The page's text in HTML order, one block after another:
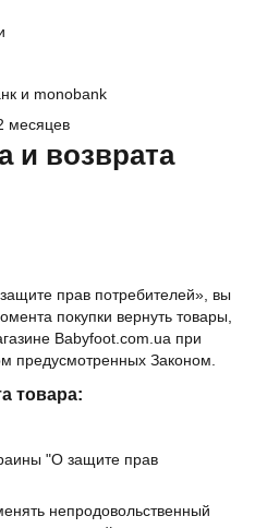
и monobank
месяцев
и возврата
прав потребителей», вы
покупки вернуть товары,
Babyfoot.com.ua при
предусмотренных Законом.
товара:
"О защите прав
непродовольственный